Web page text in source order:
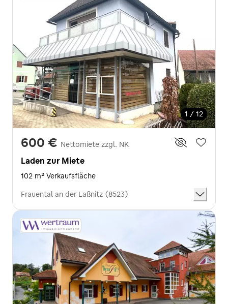
1 / 12
600 € Nettomiete zzgl. NK
Laden zur Miete
102 m² Verkaufsfläche
Frauental an der Laßnitz (8523)